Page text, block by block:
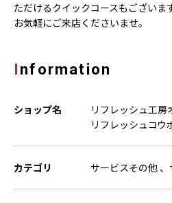
ただけるクイックコースもござい
お気軽にご来店くださいませ。
Information
ショップ名
リフレッシュ工房
リフレッシュコウ
カテゴリ サービスその他